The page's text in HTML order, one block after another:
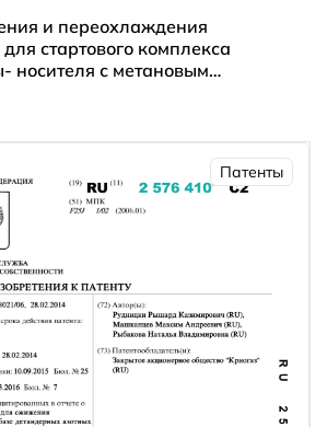
и переохлаждения
стартового комплекса
носителя с метановым
Патенты